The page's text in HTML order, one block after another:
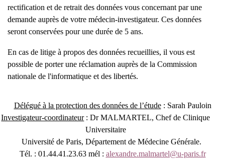
rectification et de retrait des données vous concernant par une
demande auprès de votre médecin-investigateur. Ces données
seront conservées pour une durée de 5 ans.
En cas de litige à propos des données recueillies, il vous est
possible de porter une réclamation auprès de la Commission
nationale de l'informatique et des libertés.
Délégué à la protection des données de l’étude: Sarah Pauloin
Investigateur-coordinateur: Dr MALMARTEL, Chef de Clinique
Universitaire
Université de Paris, Département de Médecine Générale.
Tél. : 01.44.41.23.63 mél : alexandre.malmartel@u-paris.fr